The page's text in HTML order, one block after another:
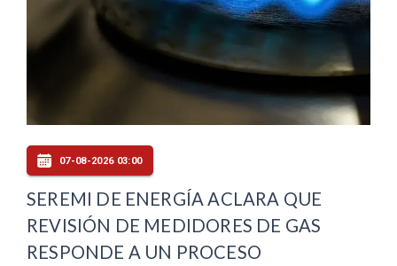
07-08-2026 03:00
SEREMI DE ENERGÍA ACLARA QUE
REVISIÓN DE MEDIDORES DE GAS
RESPONDE A UN PROCESO